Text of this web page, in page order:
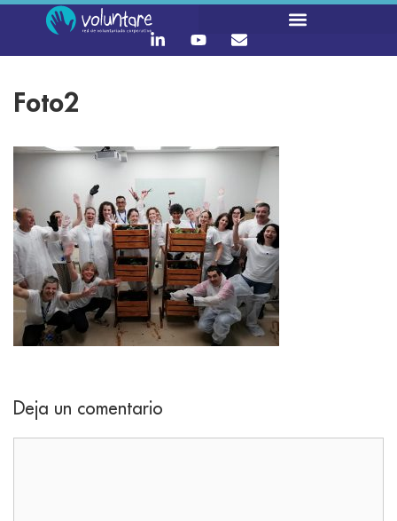
Foto2
Deja un comentario